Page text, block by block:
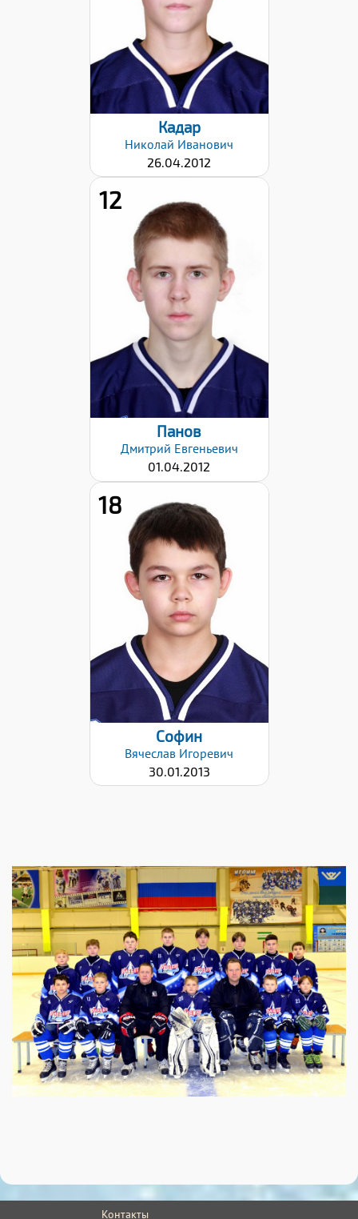
Дата заявки:
17.12.2024
Кадар
Николай Иванович
26.04.2012
12
Хват клюшки:
Левый
Дата заявки:
17.12.2024
Панов
Дмитрий Евгеньевич
01.04.2012
18
Дата заявки:
17.12.2024
Софин
Вячеслав Игоревич
30.01.2013
Контакты